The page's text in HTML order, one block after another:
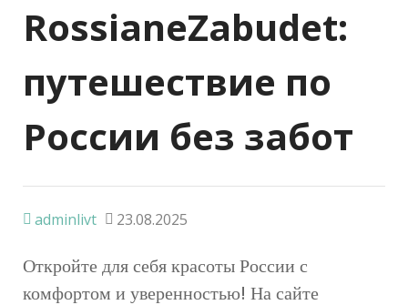
RossianeZabudet:
путешествие по
России без забот
adminlivt 23.08.2025
Откройте для себя красоты России с
комфортом и уверенностью! На сайте